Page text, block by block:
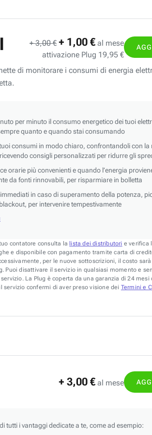
+ 3,00 € + 1,00 € al mese
attivazione Plug 19,95 €
di monitorare i consumi di energia
per minuto il consumo energetico dei tuoi
quanto e quando stai consumando
consumi in modo chiaro, confrontandoli con la
consigli personalizzati per ridurre gli
orarie più convenienti e quando l’energia
da fonti rinnovabili, per risparmiare in bolletta
immediati in caso di superamento della potenza,
per intervenire tempestivamente
contatore consulta la lista dei distributori e verifica
e disponibile con pagamento tramite carta di
per le nuove sottoscrizioni, il costo
Puoi disattivare il servizio in qualsiasi momento e
La Plug è coperta da una garanzia di 24 mesi
confermi di aver preso visione dei Termini e
+ 3,00 € al mese
tutti i vantaggi dedicate a te, come ad esempio: